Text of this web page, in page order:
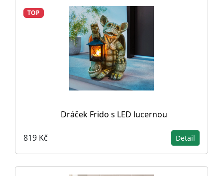
TOP
Dráček Frido s LED lucernou
819 Kč Detail